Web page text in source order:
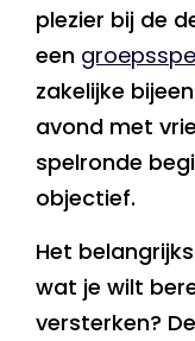
plezier bij de
een
zakelijke
avond met
spelronde
objectief.
Het
wat je wilt
versterken? De